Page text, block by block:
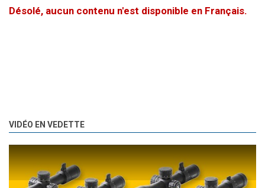
Désolé, aucun contenu n'est disponible en Français.
VIDÉO EN VEDETTE